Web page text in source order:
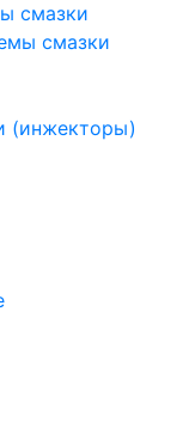
смазки
смазки
(инжекторы)